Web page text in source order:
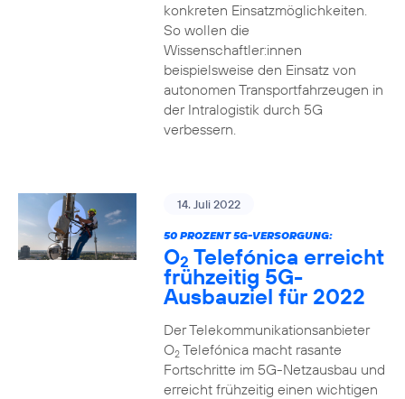
konkreten Einsatzmöglichkeiten.
So wollen die
Wissenschaftler:innen
beispielsweise den Einsatz von
autonomen Transportfahrzeugen in
der Intralogistik durch 5G
verbessern.
14. Juli 2022
50 PROZENT 5G-VERSORGUNG:
O2 Telefónica erreicht
frühzeitig 5G-
Ausbauziel für 2022
Der Telekommunikationsanbieter
O2Telefónica macht rasante
Fortschritte im 5G-Netzausbau und
erreicht frühzeitig einen wichtigen